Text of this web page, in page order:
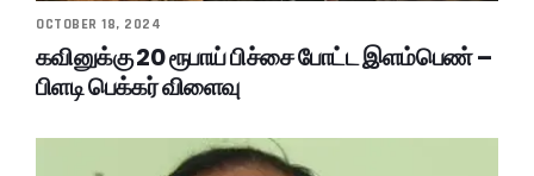
OCTOBER 18, 2024
கவினுக்கு 20 ரூபாய் பிச்சை போட்ட இளம்பெண் –
பிளடி பெக்கர் விளைவு